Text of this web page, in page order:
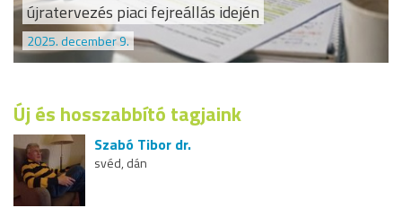
újratervezés piaci fejreállás idején
2025. december 9.
Új és hosszabbító tagjaink
Szabó Tibor dr.
svéd, dán